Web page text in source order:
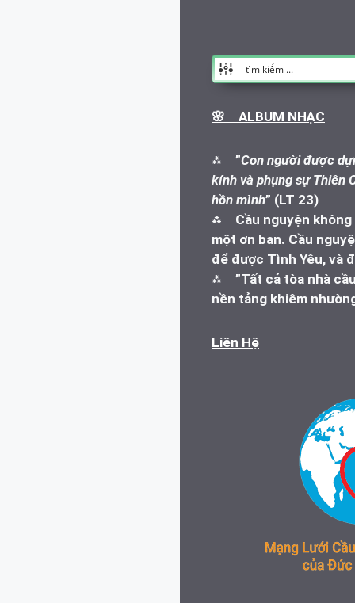
🌸 ALBUM NHẠC
⁂ ”Con người được
kính và phụng sự Thiên
hồn mình” (LT 23)
⁂ Cầu nguyện
một ơn ban. Cầu
để được Tình Yêu, và
⁂ ”Tất cả tòa nhà
nền tảng khiêm
Liên Hệ